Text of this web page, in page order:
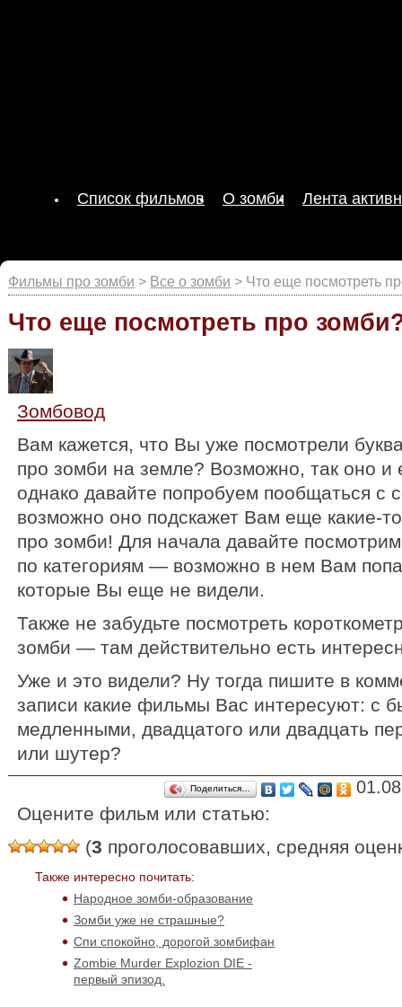
Список фильмов О зомби Лента
Фильмы про зомби > Все о зомби > Что еще посмотреть
Что еще посмотреть про
Зомбовод
Вам кажется, что Вы уже посмотрели
про зомби на земле? Возможно, так оно и
однако давайте попробуем пообщаться
возможно оно подскажет Вам еще какие-
про зомби! Для начала давайте
по категориям — возможно в нем Вам
которые Вы еще не видели.
Также не забудьте посмотреть
зомби — там действительно есть
Уже и это видели? Ну тогда пишите в
записи какие фильмы Вас интересуют: с
медленными, двадцатого или двадцать
или шутер?
Поделиться…
Оцените фильм или статью:
(3 проголосовавших, средняя
Также интересно почитать:
Народное зомби-образование
Зомби уже не страшные?
Спи спокойно, дорогой зомбифан
Zombie Murder Explozion DIE -
первый эпизод.